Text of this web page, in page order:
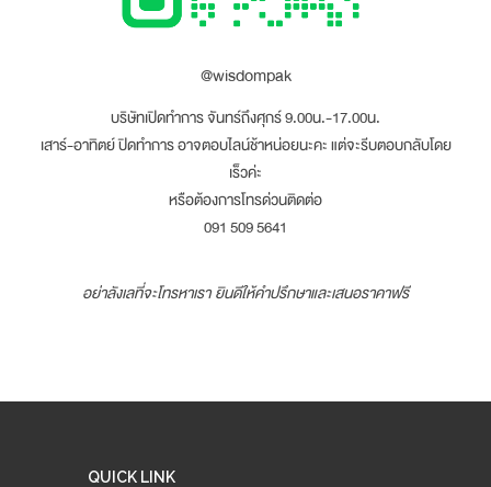
@wisdompak
บริษัทเปิดทำการ จันทร์ถึงศุกร์ 9.00น.-17.00น.
เสาร์-อาทิตย์ ปิดทำการ อาจตอบไลน์ช้าหน่อยนะคะ แต่จะรีบตอบกลับโดย
เร็วค่ะ
หรือต้องการโทรด่วนติดต่อ
091 509 5641
อย่าลังเลที่จะโทรหาเรา ยินดีให้คำปรึกษาและเสนอราคาฟรี
QUICK LINK